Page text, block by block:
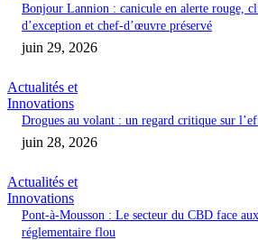
Bonjour Lannion : canicule en alerte rouge,
d’exception et chef-d’œuvre préservé
juin 29, 2026
Actualités et
Innovations
Drogues au volant : un regard critique sur
juin 28, 2026
Actualités et
Innovations
Pont-à-Mousson : Le secteur du CBD face
réglementaire flou